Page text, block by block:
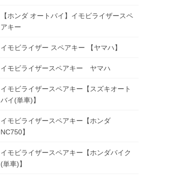
【ホンダ オートバイ】イモビライザースペ
アキー
イモビライザー スペアキー 【ヤマハ】
イモビライザースペアキー ヤマハ
イモビライザースペアキー【スズキオート
バイ(単車)】
イモビライザースペアキー【ホンダ
NC750】
イモビライザースペアキー【ホンダバイク
(単車)】